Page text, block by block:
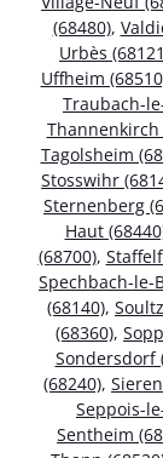
(68480),
Urbès
Uffheim
Traubach-
Thannenkirch
Tagolsheim
Stosswihr
Sternenberg
Haut
(68700),
Spechbach-le-
(68140),
(68360),
Sondersdorf
(68240),
Seppois-
Sentheim